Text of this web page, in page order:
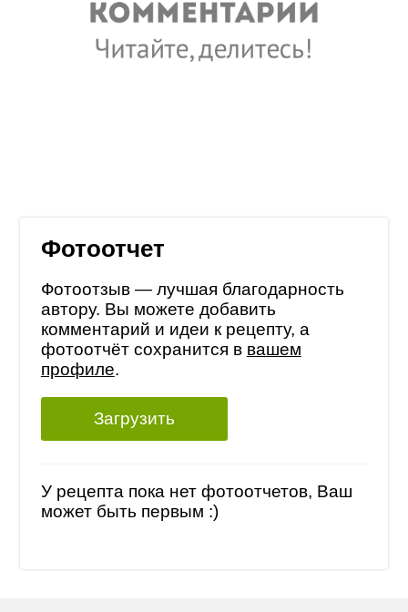
Фотоотчет
Фотоотзыв — лучшая благодарность
автору. Вы можете добавить
комментарий и идеи к рецепту, а
фотоотчёт сохранится в вашем
профиле.
Загрузить
У рецепта пока нет фотоотчетов, Ваш
может быть первым :)